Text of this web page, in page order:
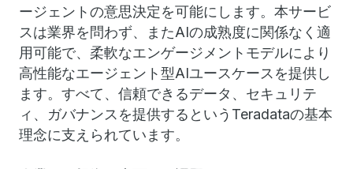
ージェントの意思決定を可能にします。本サービ
スは業界を問わず、またAIの成熟度に関係なく適
用可能で、柔軟なエンゲージメントモデルにより
高性能なエージェント型AIユースケースを提供し
ます。すべて、信頼できるデータ、セキュリテ
ィ、ガバナンスを提供するというTeradataの基本
理念に支えられています。